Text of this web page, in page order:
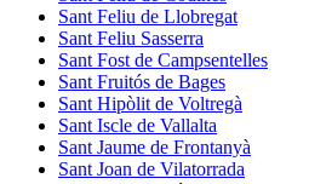
Sant Feliu de Llobregat
Sant Feliu Sasserra
Sant Fost de Campsentelles
Sant Fruitós de Bages
Sant Hipòlit de Voltregà
Sant Iscle de Vallalta
Sant Jaume de Frontanyà
Sant Joan de Vilatorrada